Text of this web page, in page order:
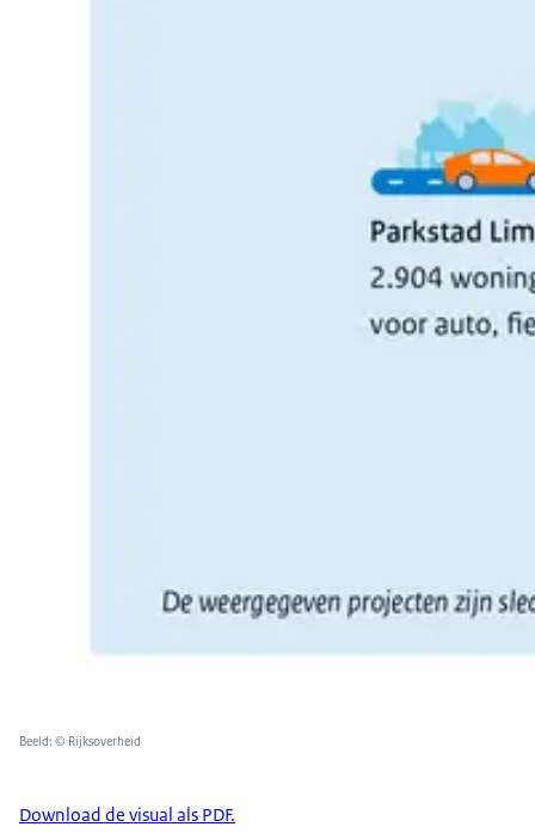
Beeld: © Rijksoverheid
Download de visual als PDF.